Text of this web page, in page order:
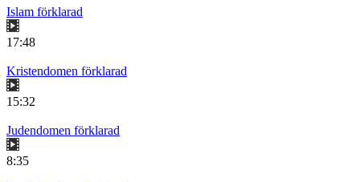
Islam förklarad
17:48
Kristendomen förklarad
15:32
Judendomen förklarad
8:35